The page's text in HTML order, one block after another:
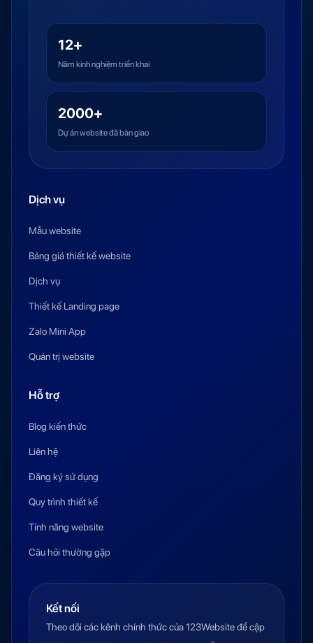
12+
Năm kinh nghiệm triển khai
2000+
Dự án website đã bàn giao
Dịch vụ
Mẫu website
Bảng giá thiết kế website
Dịch vụ
Thiết kế Landing page
Zalo Mini App
Quản trị website
Hỗ trợ
Blog kiến thức
Liên hệ
Đăng ký sử dụng
Quy trình thiết kế
Tính năng website
Câu hỏi thường gặp
Kết nối
Theo dõi các kênh chính thức của 123Website để cập